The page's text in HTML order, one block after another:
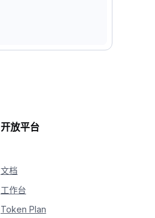
开放平台
文档
工作台
Token Plan